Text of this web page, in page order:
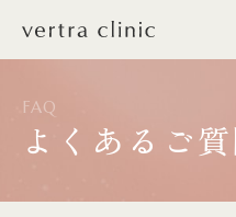
vertra
FAQ
よくあるご